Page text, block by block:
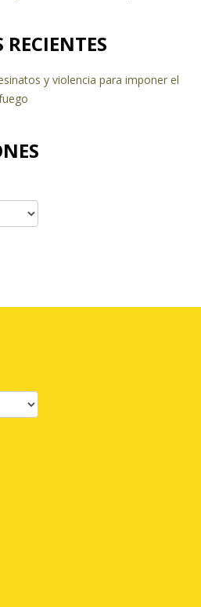
y violencia para imponer el